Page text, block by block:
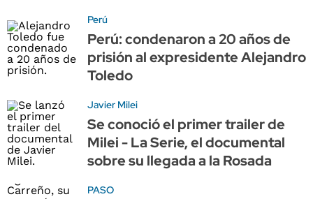
Perú
Perú: condenaron a 20 años de
prisión al expresidente Alejandro
Toledo
Javier Milei
Se conoció el primer trailer de
Milei - La Serie, el documental
sobre su llegada a la Rosada
PASO